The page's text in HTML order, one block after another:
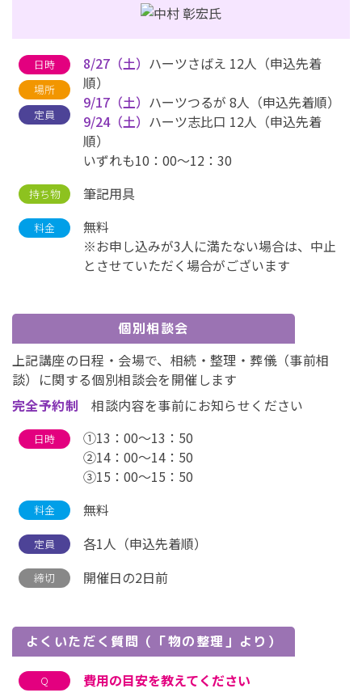
日時
場所
定員
8/27（土） ハーツさばえ 12人（申込先着
順）
9/17（土） ハーツつるが 8人（申込先着順）
9/24（土） ハーツ志比口 12人（申込先着
順）
いずれも10：00～12：30
持ち物 筆記用具
料金
無料
※お申し込みが3人に満たない場合は、中止
とさせていただく場合がございます
個別相談会
上記講座の日程・会場で、相続・整理・葬儀（事前相
談）に関する個別相談会を開催します
完全予約制 相談内容を事前にお知らせください
日時
①13：00～13：50
②14：00～14：50
③15：00～15：50
料金 無料
定員 各1人（申込先着順）
締切 開催日の2日前
よくいただく質問（「物の整理」より）
Q 費用の目安を教えてください